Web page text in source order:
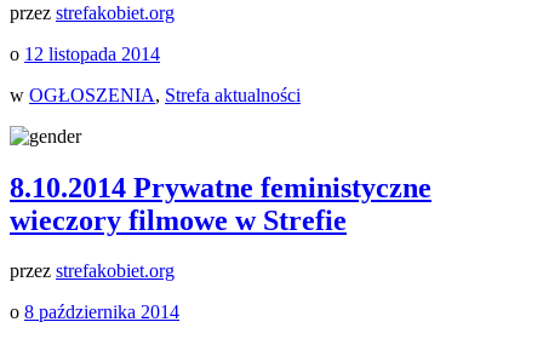
przez strefakobiet.org
o 12 listopada 2014
w OGŁOSZENIA, Strefa aktualności
8.10.2014 Prywatne feministyczne
wieczory filmowe w Strefie
przez strefakobiet.org
o 8 października 2014